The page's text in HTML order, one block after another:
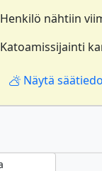
Henkilö nähtiin
Katoamissijainti
Näytä